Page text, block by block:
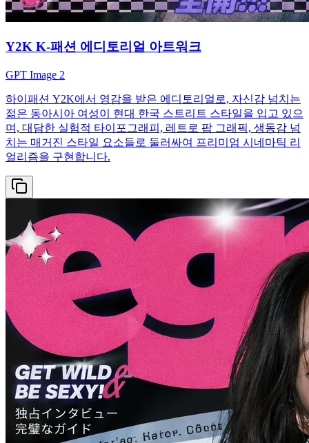
Y2K K-패션 에디토리얼 아트워크
GPT Image 2
하이패션 Y2K에서 영감을 받은 에디토리얼로, 자신감 넘치는
젊은 동아시아 여성이 현대 한국 스트리트 스타일을 입고 있으
며, 대담한 실험적 타이포그래피, 레트로 팝 그래픽, 생동감 넘
치는 매거진 스타일 요소들로 둘러싸여 프리미엄 시네마틱 리
얼리즘을 구현합니다.